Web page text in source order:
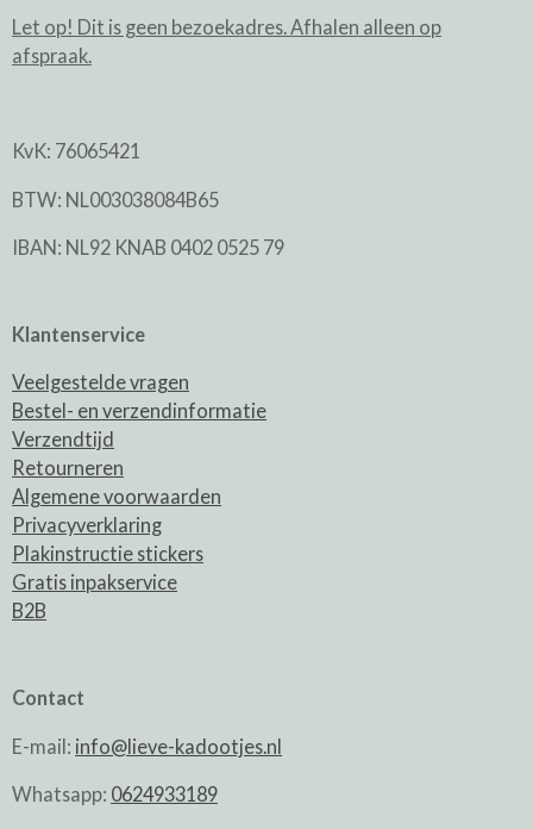
Let op! Dit is geen bezoekadres. Afhalen alleen op
afspraak.
KvK: 76065421
BTW: NL003038084B65
IBAN: NL92 KNAB 0402 0525 79
Klantenservice
Veelgestelde vragen
Bestel- en verzendinformatie
Verzendtijd
Retourneren
Algemene voorwaarden
Privacyverklaring
Plakinstructie stickers
Gratis inpakservice
B2B
Contact
E-mail: info@lieve-kadootjes.nl
Whatsapp: 0624933189